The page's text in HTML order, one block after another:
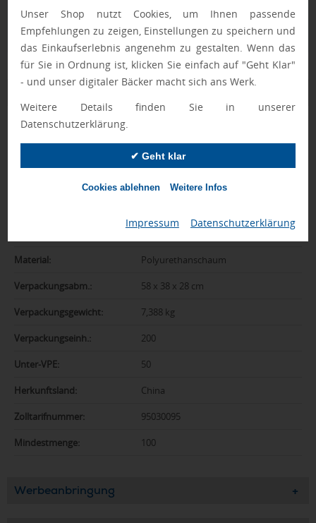
Unser Shop nutzt Cookies, um Ihnen passende
Empfehlungen zu zeigen, Einstellungen zu speichern und
das Einkaufserlebnis angenehm zu gestalten. Wenn das
für Sie in Ordnung ist, klicken Sie einfach auf "Geht Klar"
- und unser digitaler Bäcker macht sich ans Werk.
Weitere Details finden Sie in unserer
Datenschutzerklärung.
✔ Geht klar
Cookies ablehnen Weitere Infos
Impressum Datenschutzerklärung
Ewa Engel,
Qualitätssicherung
Zusatzinformation
Artikelnummer:
SQUEEZIES
Material: Polyurethanschaum
Verpackungsabm.: 58 x 38 x 28 cm
Verpackungsgewicht: 7,388 kg
Verpackungseinh.: 200
Unter-VPE: 50
Herkunftsland: China
Zolltarifnummer: 95030095
Mindestmenge: 100
Werbeanbringung